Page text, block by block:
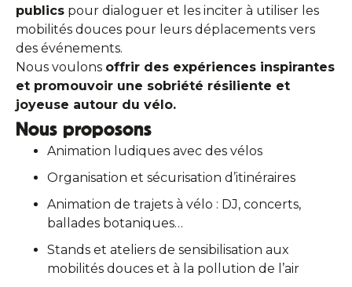
publics pour dialoguer et les inciter à utiliser les
mobilités douces pour leurs déplacements vers
des événements.
Nous voulons offrir des expériences inspirantes
et promouvoir une sobriété résiliente et
joyeuse autour du vélo.
Nous proposons
Animation ludiques avec des vélos
Organisation et sécurisation d’itinéraires
Animation de trajets à vélo : DJ, concerts,
ballades botaniques…
Stands et ateliers de sensibilisation aux
mobilités douces et à la pollution de l’air